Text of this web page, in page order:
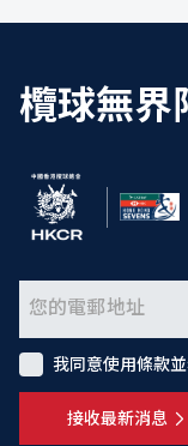
欖球無界
接收最新消息
我同意使用條款